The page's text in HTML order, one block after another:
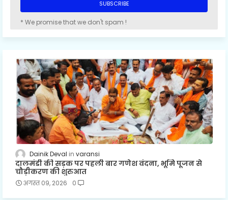
* We promise that we don't spam !
Dainik Deval varansi
दालमंडी की सड़क पर पहली बार गणेश वंदना, भूमि पूजन से
चौड़ीकरण की शुरुआत
अगस्त 09, 2026 0